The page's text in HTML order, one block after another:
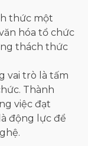
thức một
hóa tổ chức
thách thức
vai trò là tấm
Thành
việc đạt
động lực để